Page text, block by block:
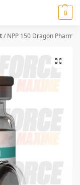
0
/NPP 150 Dragon